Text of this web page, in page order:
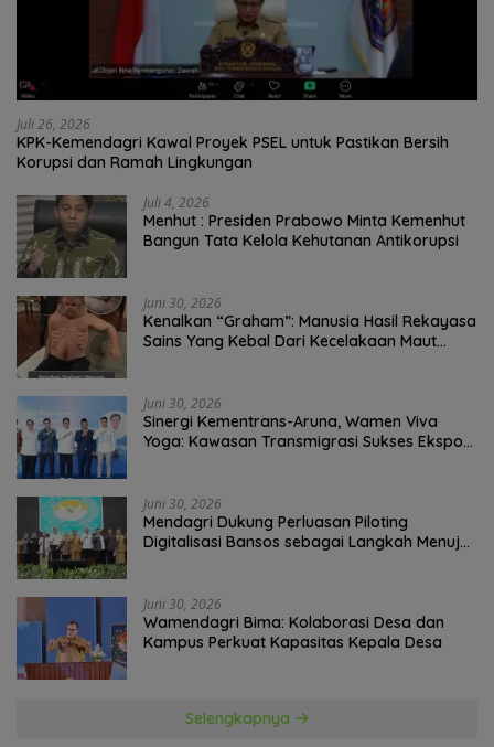
Juli 26, 2026
KPK-Kemendagri Kawal Proyek PSEL untuk Pastikan Bersih
Korupsi dan Ramah Lingkungan
Juli 4, 2026
Menhut : Presiden Prabowo Minta Kemenhut
Bangun Tata Kelola Kehutanan Antikorupsi
Juni 30, 2026
Kenalkan “Graham”: Manusia Hasil Rekayasa
Sains Yang Kebal Dari Kecelakaan Maut
Juni 30, 2026
Sinergi Kementrans-Aruna, Wamen Viva
Yoga: Kawasan Transmigrasi Sukses Ekspor
Juni 30, 2026
Mendagri Dukung Perluasan Piloting
Digitalisasi Bansos sebagai Langkah Menuju
Juni 30, 2026
Wamendagri Bima: Kolaborasi Desa dan
Kampus Perkuat Kapasitas Kepala Desa
Selengkapnya